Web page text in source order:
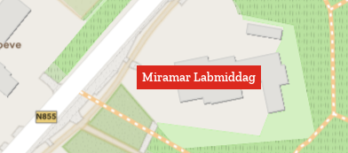
Miramar Labmiddag